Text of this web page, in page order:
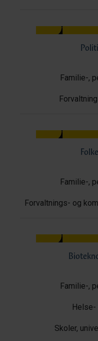
Familie-,
Familie-,
Forvaltnings- og
Familie-,
Skoler,